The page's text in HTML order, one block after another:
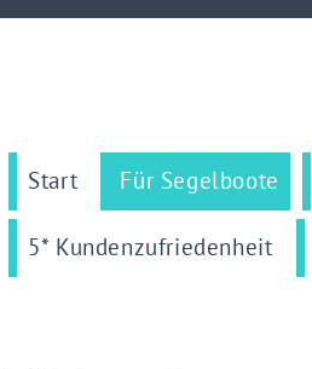
Start Für Segelboote
5* Kundenzufriedenheit